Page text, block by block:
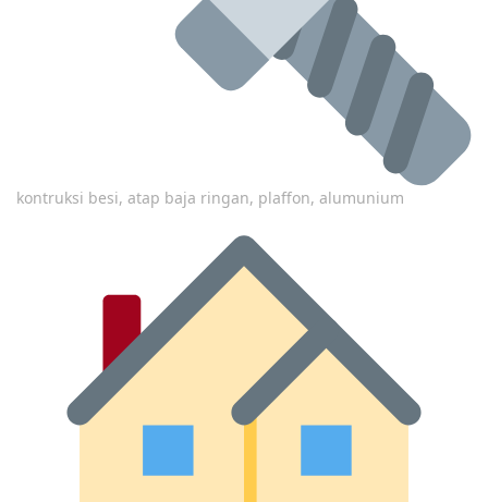
kontruksi besi, atap baja ringan, plaffon, alumunium